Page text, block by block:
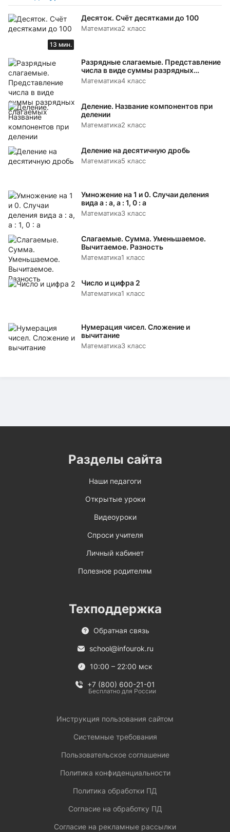
13 мин.
Десяток. Счёт десятками до 100
Математика2 класс
Разрядные слагаемые. Представление
числа в виде суммы разрядных
слагаемых
Математика4 класс
Деление. Название компонентов при
делении
Математика2 класс
Деление на десятичную дробь
Математика5 класс
Умножение на 1 и 0. Случаи деления
вида а : а, а : 1, 0 : а
Математика3 класс
Слагаемые. Сумма. Уменьшаемое.
Вычитаемое. Разность
Математика1 класс
Число и цифра 2
Математика1 класс
Нумерация чисел. Сложение и
вычитание
Математика3 класс
Разделы сайта
Наши педагоги
Открытые уроки
Видеоуроки
Спроси учителя
Личный кабинет
Полезное родителям
Техподдержка
Обратная связь
school@infourok.ru
10:00 – 22:00 мск
+7 (800) 600-21-01
Бесплатно для России
Инструкция пользования сайтом
Системные требования
Пользовательское соглашение
Политика конфиденциальности
Политика обработки ПД
Согласие на обработку ПД
Согласие на рекламные рассылки